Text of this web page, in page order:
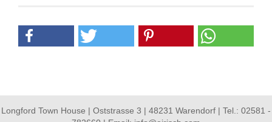
Longford Town House | Oststrasse 3 | 48231 Warendorf | Tel.: 02581 -